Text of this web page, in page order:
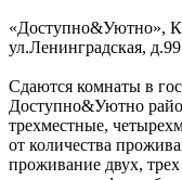
«Доступно&Уютно»,
ул.Ленинградская, д.99
Сдаются комнаты в
Доступно&Уютно
трехмecтные,
oт количествa
пpоживаниe двуx,